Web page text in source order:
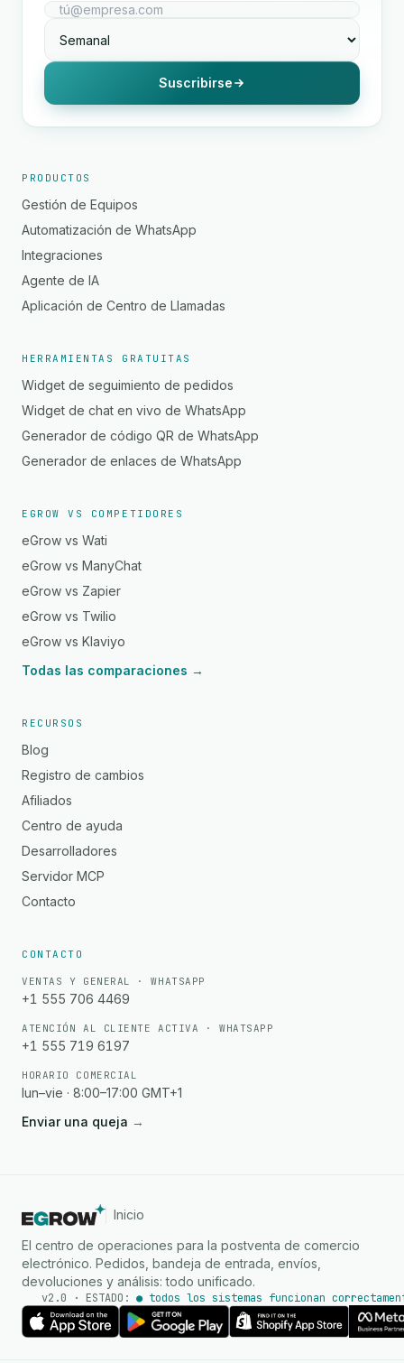
Suscribirse
PRODUCTOS
Gestión de Equipos
Automatización de WhatsApp
Integraciones
Agente de IA
Aplicación de Centro de Llamadas
HERRAMIENTAS GRATUITAS
Widget de seguimiento de pedidos
Widget de chat en vivo de WhatsApp
Generador de código QR de WhatsApp
Generador de enlaces de WhatsApp
EGROW VS COMPETIDORES
eGrow vs Wati
eGrow vs ManyChat
eGrow vs Zapier
eGrow vs Twilio
eGrow vs Klaviyo
Todas las comparaciones →
RECURSOS
Blog
Registro de cambios
Afiliados
Centro de ayuda
Desarrolladores
Servidor MCP
Contacto
CONTACTO
VENTAS Y GENERAL · WHATSAPP
+1 555 706 4469
ATENCIÓN AL CLIENTE ACTIVA · WHATSAPP
+1 555 719 6197
HORARIO COMERCIAL
lun–vie · 8:00–17:00 GMT+1
Enviar una queja →
Inicio
El centro de operaciones para la postventa de comercio
electrónico. Pedidos, bandeja de entrada, envíos,
devoluciones y análisis: todo unificado.
v2.0 · ESTADO: ● todos los sistemas funcionan